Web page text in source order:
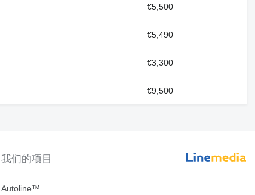
€5,500
€5,490
€3,300
€9,500
我们的项目
Autoline™